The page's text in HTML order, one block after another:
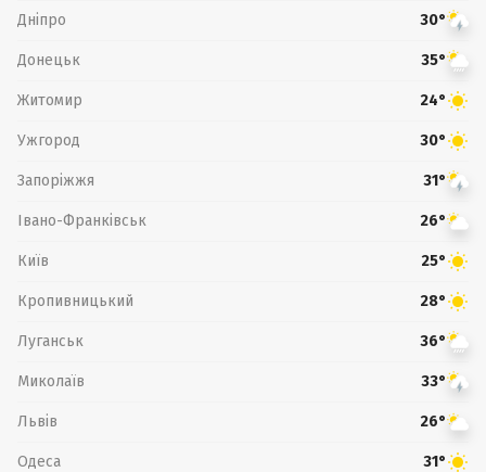
Дніпро 30°
Донецьк 35°
Житомир 24°
Ужгород 30°
Запоріжжя 31°
Івано-Франківськ 26°
Київ 25°
Кропивницький 28°
Луганськ 36°
Миколаїв 33°
Львів 26°
Одеса 31°